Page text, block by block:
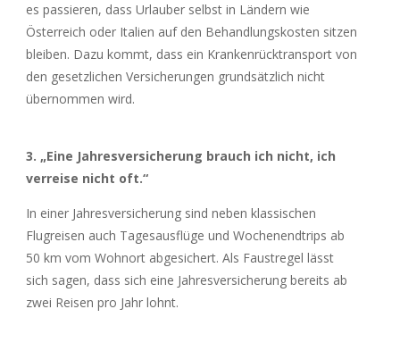
es passieren, dass Urlauber selbst in Ländern wie
Österreich oder Italien auf den Behandlungskosten sitzen
bleiben. Dazu kommt, dass ein Krankenrücktransport von
den gesetzlichen Versicherungen grundsätzlich nicht
übernommen wird.
3. „Eine Jahresversicherung brauch ich nicht, ich
verreise nicht oft.“
In einer Jahresversicherung sind neben klassischen
Flugreisen auch Tagesausflüge und Wochenendtrips ab
50 km vom Wohnort abgesichert. Als Faustregel lässt
sich sagen, dass sich eine Jahresversicherung bereits ab
zwei Reisen pro Jahr lohnt.